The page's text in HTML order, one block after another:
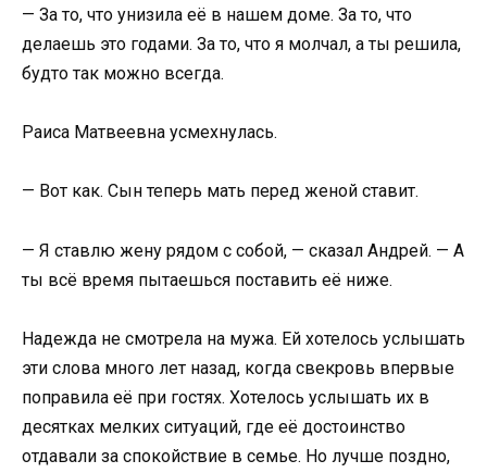
— За то, что унизила её в нашем доме. За то, что
делаешь это годами. За то, что я молчал, а ты решила,
будто так можно всегда.
Раиса Матвеевна усмехнулась.
— Вот как. Сын теперь мать перед женой ставит.
— Я ставлю жену рядом с собой, — сказал Андрей. — А
ты всё время пытаешься поставить её ниже.
Надежда не смотрела на мужа. Ей хотелось услышать
эти слова много лет назад, когда свекровь впервые
поправила её при гостях. Хотелось услышать их в
десятках мелких ситуаций, где её достоинство
отдавали за спокойствие в семье. Но лучше поздно,